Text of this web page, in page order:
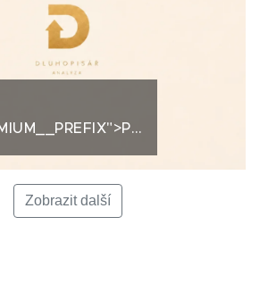
Zobrazit další